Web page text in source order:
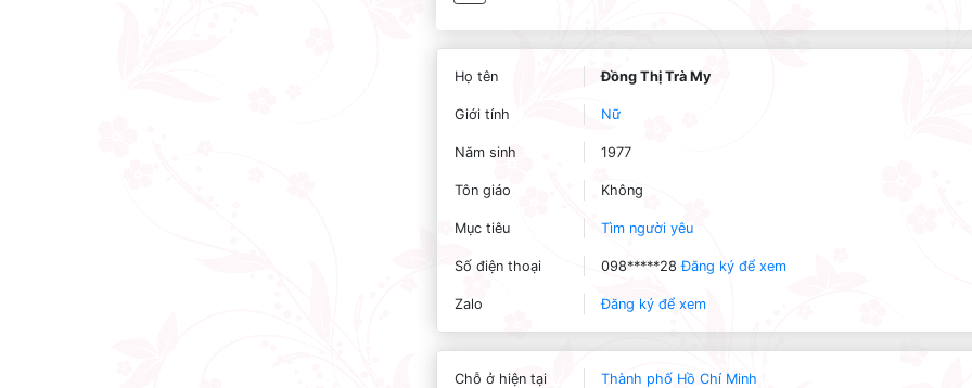
Họ tên Đồng Thị Trà My
Giới tính Nữ
Năm sinh 1977
Tôn giáo Không
Mục tiêu Tìm người yêu
Số điện thoại 098*****28Đăng ký để xem
Zalo Đăng ký để xem
Chỗ ở hiện tại Thành phố Hồ Chí Minh